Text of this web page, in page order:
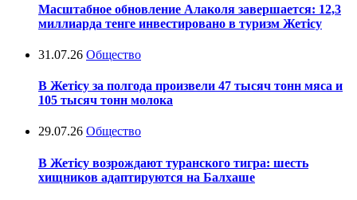
Масштабное обновление Алаколя завершается: 12,3
миллиарда тенге инвестировано в туризм Жетісу
31.07.26 Общество
В Жетісу за полгода произвели 47 тысяч тонн мяса и
105 тысяч тонн молока
29.07.26 Общество
В Жетісу возрождают туранского тигра: шесть
хищников адаптируются на Балхаше